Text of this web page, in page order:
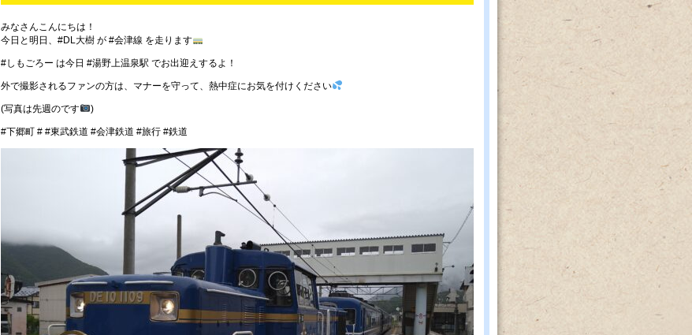
みなさんこんにちは！
今日と明日、#DL大樹 が #会津線 を走ります
#しもごろー は今日 #湯野上温泉駅 でお出迎えするよ！
外で撮影されるファンの方は、マナーを守って、熱中症にお気を付けください
(写真は先週のです )
#下郷町 # #東武鉄道 #会津鉄道 #旅行 #鉄道